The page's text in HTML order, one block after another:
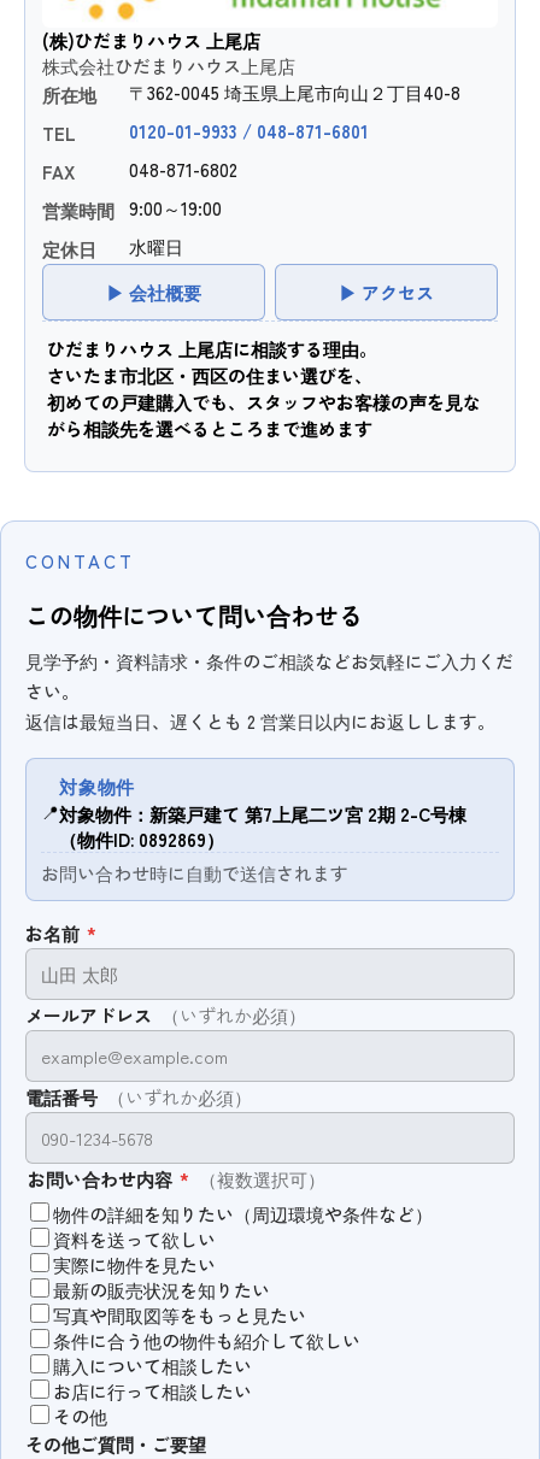
(株)ひだまりハウス 上尾店
株式会社ひだまりハウス上尾店
所在地
〒362-0045 埼玉県上尾市向山２丁目40-8
TEL
0120-01-9933 / 048-871-6801
FAX
048-871-6802
営業時間 9:00～19:00
定休日
水曜日
▶ 会社概要
▶ アクセス
ひだまりハウス 上尾店に相談する理由。
さいたま市北区・西区の住まい選びを、
初めての戸建購入でも、スタッフやお客様の声を見な
がら相談先を選べるところまで進めます
CONTACT
この物件について問い合わせる
見学予約・資料請求・条件のご相談などお気軽にご入力くだ
さい。
返信は最短当日、遅くとも 2 営業日以内にお返しします。
📍
対象物件
対象物件：新築戸建て 第7上尾二ツ宮 2期 2-C号棟
（物件ID: 0892869）
お問い合わせ時に自動で送信されます
お名前 *
メールアドレス （いずれか必須）
電話番号 （いずれか必須）
お問い合わせ内容 *
（複数選択可）
物件の詳細を知りたい（周辺環境や条件など）
資料を送って欲しい
実際に物件を見たい
最新の販売状況を知りたい
写真や間取図等をもっと見たい
条件に合う他の物件も紹介して欲しい
購入について相談したい
お店に行って相談したい
その他
その他ご質問・ご要望